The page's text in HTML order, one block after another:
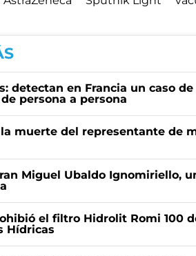
detectan en Francia un caso
persona a persona
muerte del representante de
Miguel Ubaldo Ignomiriello,
el filtro Hidrolit Romi 100
Hídricas